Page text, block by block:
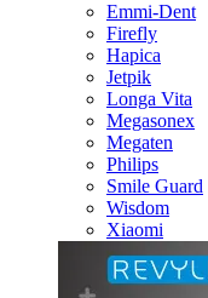
Emmi-Dent
Firefly
Hapica
Jetpik
Longa Vita
Megasonex
Megaten
Philips
Smile Guard
Wisdom
Xiaomi